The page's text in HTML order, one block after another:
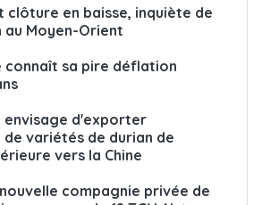
clôture en baisse, inquiète de
au Moyen-Orient
connaît sa pire déflation
envisage d'exporter
variétés de durian de
vers la Chine
compagnie privée de